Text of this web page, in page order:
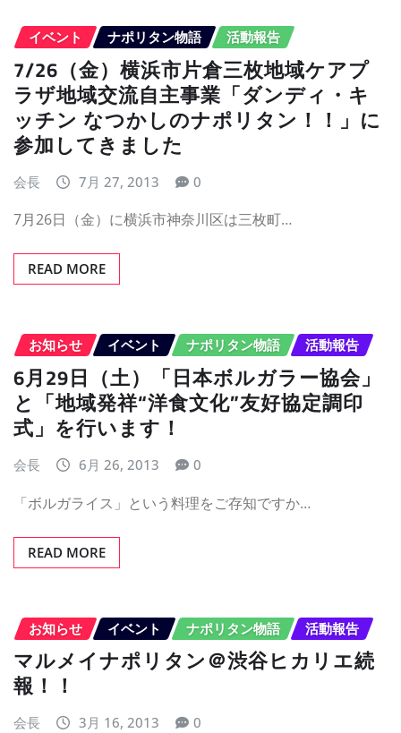
イベント ナポリタン物語 活動報告
7/26（金）横浜市片倉三枚地域ケアプ
ラザ地域交流自主事業「ダンディ・キ
ッチン なつかしのナポリタン！！」に
参加してきました
会長 7月 27, 2013 0
7月26日（金）に横浜市神奈川区は三枚町…
READ MORE
お知らせ イベント ナポリタン物語 活動報告
6月29日（土）「日本ボルガラー協会」
と「地域発祥“洋食文化”友好協定調印
式」を行います！
会長 6月 26, 2013 0
「ボルガライス」という料理をご存知ですか…
READ MORE
お知らせ イベント ナポリタン物語 活動報告
マルメイナポリタン＠渋谷ヒカリエ続
報！！
会長 3月 16, 2013 0